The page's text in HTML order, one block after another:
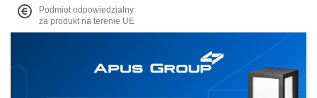
Podmiot odpowiedzialny
za produkt na terenie UE